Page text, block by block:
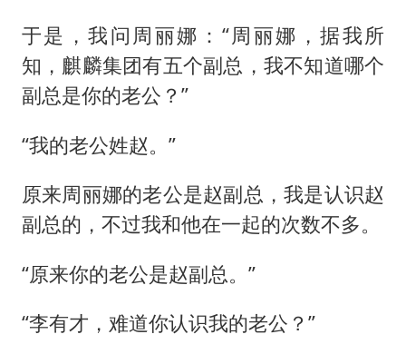
于是，我问周丽娜：“周丽娜，据我所
知，麒麟集团有五个副总，我不知道哪个
副总是你的老公？”
“我的老公姓赵。”
原来周丽娜的老公是赵副总，我是认识赵
副总的，不过我和他在一起的次数不多。
“原来你的老公是赵副总。”
“李有才，难道你认识我的老公？”